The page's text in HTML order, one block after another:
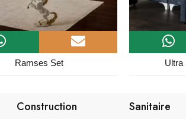
Ultra Set (Loft Chevet)
Construction Sanitaire